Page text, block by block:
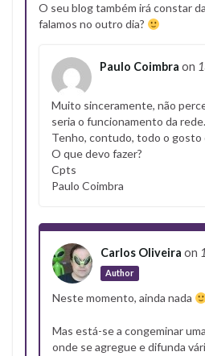
O seu blog também irá constar
falamos no outro dia?
Paulo Coimbra on
Muito sinceramente, não
seria o funcionamento da rede.
Tenho, contudo, todo o gosto
O que devo fazer?
Cpts
Paulo Coimbra
Carlos Oliveira on
Author
Neste momento, ainda nada
Mas está-se a congeminar
onde se agregue e difunda